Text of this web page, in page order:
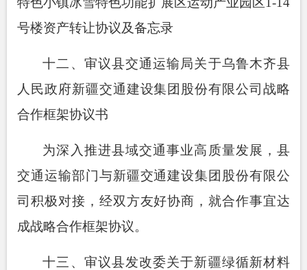
号楼资产转让协议及备忘录
十二、审议县交通运输局关于乌鲁木齐县
人民政府新疆交通建设集团股份有限公司战略
合作框架协议书
为深入推进县域交通事业高质量发展，县
交通运输部门与新疆交通建设集团股份有限公
司积极对接，经双方友好协商，就合作事宜达
成战略合作框架协议。
十三、审议县发改委关于新疆绿循新材料